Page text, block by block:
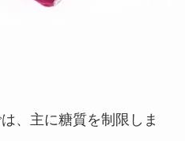
、主に糖質を制限しま